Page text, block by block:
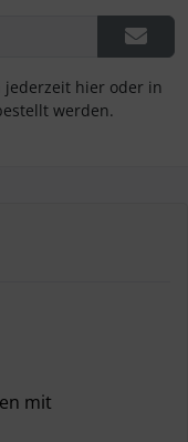
jederzeit hier oder in
werden.
mit